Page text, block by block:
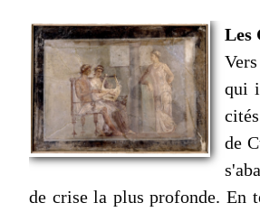
Les
qui
de
de crise la plus profonde. En